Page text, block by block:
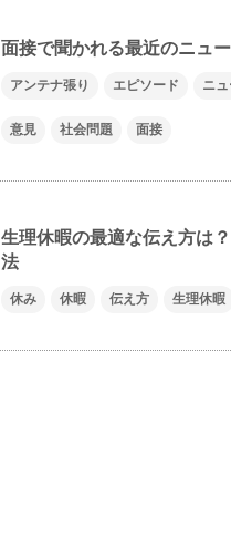
面接で聞かれる最近のニュ
アンテナ張り エピソード ニ
意見 社会問題 面接
生理休暇の最適な伝え方は
法
休み 休暇 伝え方 生理休暇